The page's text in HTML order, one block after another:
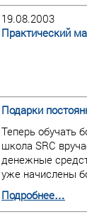
19.08.2003
Практический
Подарки
Теперь обучать
школа SRC
денежные
уже начислены
Подробнее…